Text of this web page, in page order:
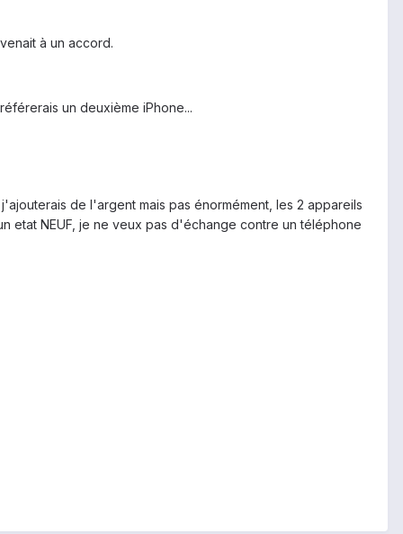
à un accord.
un deuxième iPhone...
de l'argent mais pas énormément, les 2 appareils
etat NEUF, je ne veux pas d'échange contre un téléphone